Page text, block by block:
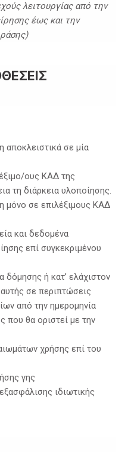
λειτουργίας από την
έως και την
σε μία
ους ΚΑΔ της
τη διάρκεια υλοποίησης.
μόνο σε επιλέξιμους ΚΑΔ
και δεδομένα
επί συγκεκριμένου
δόμησης ή κατ’ ελάχιστον
σε περιπτώσεις
από την ημερομηνία
που θα οριστεί με την
χρήσης επί του
γης
ιδιωτικής